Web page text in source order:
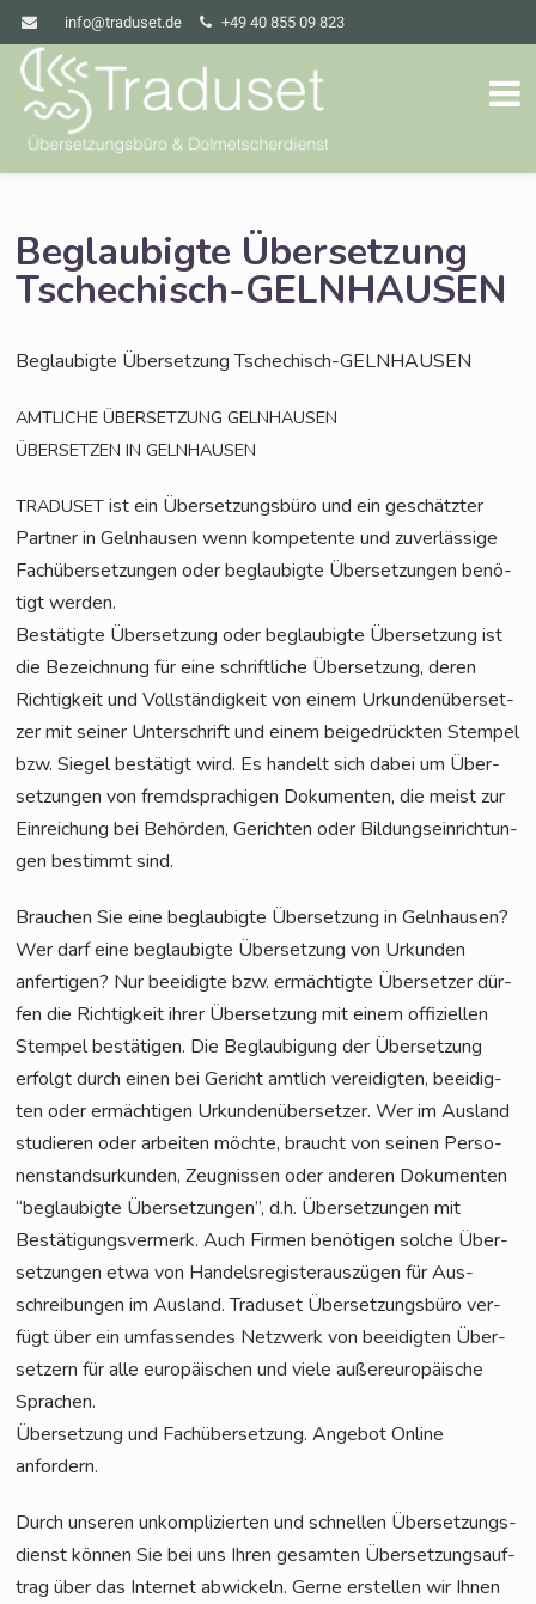
info@traduset.de +49 40 855 09 823
Beglaubigte Übersetzung
Tschechisch-GELNHAUSEN
Beglau­big­te Über­set­zung Tschechisch-GELNHAUSEN
AMTLICHE ÜBERSETZUNG GELNHAUSEN
ÜBERSETZEN IN GELNHAUSEN
TRADUSET ist ein Über­set­zungs­bü­ro und ein geschätz­ter
Part­ner in Geln­hau­sen wenn kom­pe­ten­te und zuver­läs­si­ge
Fach­über­set­zun­gen oder beglau­big­te Über­set­zun­gen benö­
tigt werden.
Bestä­tig­te Über­set­zung oder beglau­big­te Über­set­zung ist
die Bezeich­nung für eine schrift­li­che Über­set­zung, deren
Rich­tig­keit und Voll­stän­dig­keit von einem Urkun­den­über­set­
zer mit sei­ner Unter­schrift und einem bei­gedrück­ten Stem­pel
bzw. Sie­gel bestä­tigt wird. Es han­delt sich dabei um Über­
set­zun­gen von fremd­spra­chi­gen Doku­men­ten, die meist zur
Ein­rei­chung bei Behör­den, Gerich­ten oder Bil­dungs­ein­rich­tun­
gen bestimmt sind.
Brau­chen Sie eine beglau­big­te Über­set­zung in Geln­hau­sen?
Wer darf eine beglau­big­te Über­set­zung von Urkun­den
anfer­ti­gen? Nur beei­dig­te bzw. ermäch­tig­te Über­set­zer dür­
fen die Rich­tig­keit ihrer Über­set­zung mit einem offi­zi­el­len
Stem­pel bestä­ti­gen. Die Beglau­bi­gung der Über­set­zung
erfolgt durch einen bei Gericht amt­lich ver­ei­dig­ten, beei­dig­
ten oder ermäch­ti­gen Urkun­den­über­set­zer. Wer im Aus­land
stu­die­ren oder arbei­ten möch­te, braucht von sei­nen Per­so­
nen­stand­sur­kun­den, Zeug­nis­sen oder ande­ren Doku­men­ten
“beglau­big­te Über­set­zun­gen”, d.h. Über­set­zun­gen mit
Bestä­ti­gungs­ver­merk. Auch Fir­men benö­ti­gen sol­che Über­
set­zun­gen etwa von Han­dels­re­gis­ter­aus­zü­gen für Aus­
schrei­bun­gen im Aus­land. Tra­du­set Über­set­zungs­bü­ro ver­
fügt über ein umfas­sen­des Netz­werk von beei­dig­ten Über­
set­zern für alle euro­päi­schen und vie­le außer­eu­ro­päi­sche
Sprachen.
Über­set­zung und Fach­über­set­zung. Ange­bot Online
anfordern.
Durch unse­ren unkom­pli­zier­ten und schnel­len Über­set­zungs­
dienst kön­nen Sie bei uns Ihren gesam­ten Über­set­zungs­auf­
trag über das Inter­net abwi­ckeln. Ger­ne erstel­len wir Ihnen